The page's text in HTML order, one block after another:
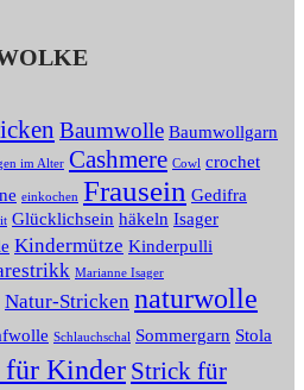
Baumwolle Baumwollgarn
im Alter Cashmere Cowl crochet
einkochen Frausein Gedifra
Glücklichsein häkeln Isager
Kindermütze Kinderpulli
Marianne Isager
Natur-Stricken naturwolle
Schlauchschal Sommergarn Stola
für Kinder Strick für